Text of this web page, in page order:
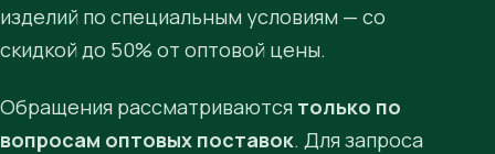
изделий по специальным условиям — со
скидкой до 50% от оптовой цены.
Обращения рассматриваются только по
вопросам оптовых поставок. Для запроса